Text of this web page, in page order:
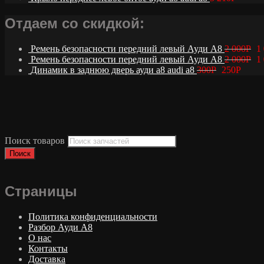
Отдаем со скидкой:
Ремень безопасности передний левый Ауди А8 2 000Р 1
Ремень безопасности передний левый Ауди А8 2 000Р 1
Динамик в заднюю дверь ауди а8 audi a8 300Р 250Р
Поиск товаров
Поиск
Страницы
Политика конфиденциальности
Разбор Ауди А8
О нас
Контакты
Доставка